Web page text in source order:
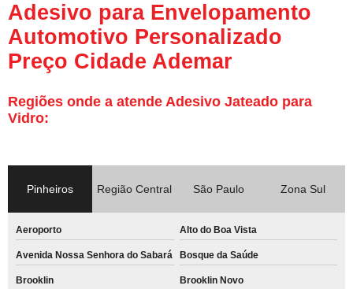
Adesivo para Envelopamento
Automotivo Personalizado
Preço Cidade Ademar
Regiões onde a atende Adesivo Jateado para
Vidro:
Pinheiros Região Central São Paulo Zona Sul
Aeroporto Alto do Boa Vista
Avenida Nossa Senhora do Sabará Bosque da Saúde
Brooklin Brooklin Novo